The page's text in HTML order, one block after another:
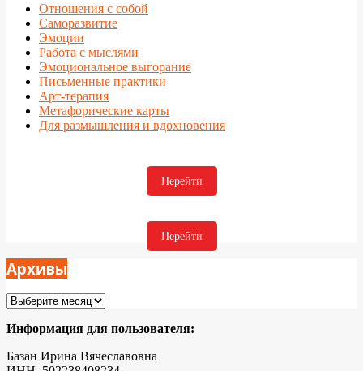
Отношения с собой
Саморазвитие
Эмоции
Работа с мыслями
Эмоциональное выгорание
Письменные практики
Арт-терапия
Метафорические карты
Для размышления и вдохновения
Перейти
Перейти
Архивы
Архивы
Информация для пользователя:
Базан Ирина Вячеславовна